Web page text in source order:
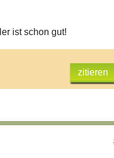
ist schon gut!
zitieren